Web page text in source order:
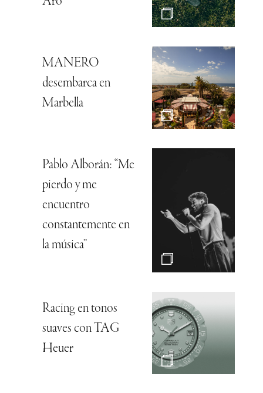
MANERO
desembarca en
Marbella
Pablo Alborán: “Me
pierdo y me
encuentro
constantemente en
la música”
Racing en tonos
suaves con TAG
Heuer